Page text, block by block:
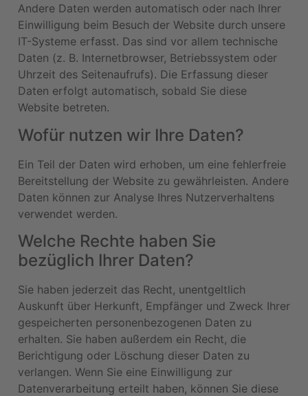
Andere Daten werden automatisch oder nach Ihrer
Einwilligung beim Besuch der Website durch unsere
IT-Systeme erfasst. Das sind vor allem technische
Daten (z. B. Internetbrowser, Betriebssystem oder
Uhrzeit des Seitenaufrufs). Die Erfassung dieser
Daten erfolgt automatisch, sobald Sie diese
Website betreten.
Wofür nutzen wir Ihre Daten?
Ein Teil der Daten wird erhoben, um eine fehlerfreie
Bereitstellung der Website zu gewährleisten. Andere
Daten können zur Analyse Ihres Nutzerverhaltens
verwendet werden.
Welche Rechte haben Sie
bezüglich Ihrer Daten?
Sie haben jederzeit das Recht, unentgeltlich
Auskunft über Herkunft, Empfänger und Zweck Ihrer
gespeicherten personenbezogenen Daten zu
erhalten. Sie haben außerdem ein Recht, die
Berichtigung oder Löschung dieser Daten zu
verlangen. Wenn Sie eine Einwilligung zur
Datenverarbeitung erteilt haben, können Sie diese